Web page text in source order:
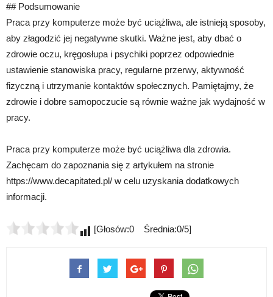
## Podsumowanie
Praca przy komputerze może być uciążliwa, ale istnieją sposoby,
aby złagodzić jej negatywne skutki. Ważne jest, aby dbać o
zdrowie oczu, kręgosłupa i psychiki poprzez odpowiednie
ustawienie stanowiska pracy, regularne przerwy, aktywność
fizyczną i utrzymanie kontaktów społecznych. Pamiętajmy, że
zdrowie i dobre samopoczucie są równie ważne jak wydajność w
pracy.
Praca przy komputerze może być uciążliwa dla zdrowia.
Zachęcam do zapoznania się z artykułem na stronie
https://www.decapitated.pl/ w celu uzyskania dodatkowych
informacji.
[Głosów:0 Średnia:0/5]